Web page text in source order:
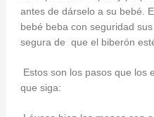
antes de dárselo a su bebé.
bebé beba con seguridad
segura de que el biberón
Estos son los pasos que los
que siga: